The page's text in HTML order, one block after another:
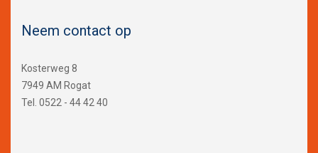
Neem contact op
Kosterweg 8
7949 AM Rogat
Tel. 0522 - 44 42 40